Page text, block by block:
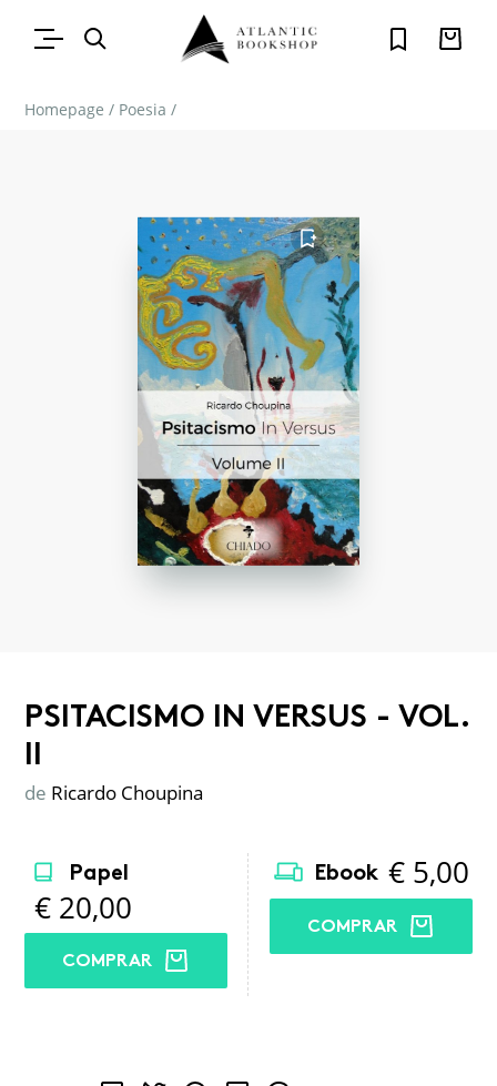
Homepage / Poesia /
FAVORITO
PSITACISMO IN VERSUS - VOL.
II
de Ricardo Choupina
Papel
€ 20,00
COMPRAR
Ebook € 5,00
COMPRAR
FacebookTwitterGoogle LinkedInEmail